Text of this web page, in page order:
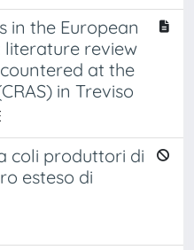
in the European
literature review
at the
in Treviso
coli produttori di
esteso di